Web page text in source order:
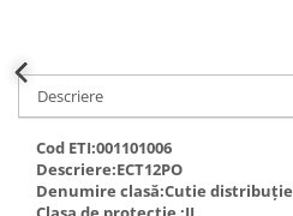
AFDD – Dispozitive de detectare a
defectului de arc electric
Cabluri electrice
NYM-J
NYY-J
Descriere
Cod ETI:001101006
Descriere:ECT12PO
Denumire clasă:Cutie distribuție